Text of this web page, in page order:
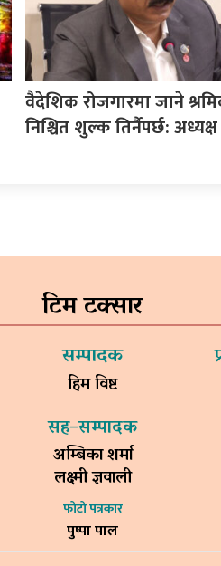
वैदेशिक रोजगारमा जाने
निश्चित शुल्क तिर्नैपर्छ: अध्यक्ष
टिम टक्सार
सम्पादक
हिम विष्ट
सह–सम्पादक
अम्बिका शर्मा
लक्ष्मी ज्ञवाली
फोटो पत्रकार
पुष्पा पाल